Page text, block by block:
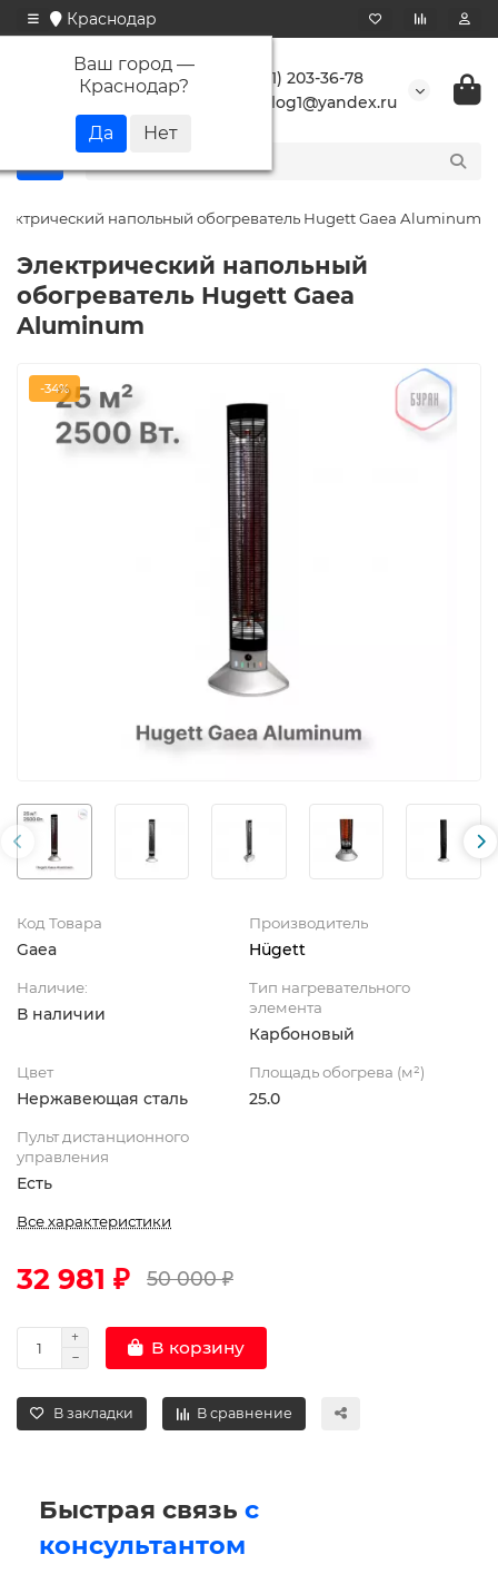
Краснодар
Ваш город —
Краснодар?
+7 (861) 203-36-78
buranlog1@yandex.ru
напольный обогреватель Hugett Gaea Aluminum
Электрический напольный
обогреватель Hugett Gaea
Aluminum
-34%
Код Товара
Gaea
Производитель
Hügett
Наличие:
В наличии
Тип нагревательного
элемента
Карбоновый
Цвет
Нержавеющая сталь
Площадь обогрева (м²)
25.0
Пульт дистанционного
управления
Есть
Все характеристики
32 981 ₽ 50 000 ₽
В корзину
В закладки В сравнение
Быстрая связь с
консультантом